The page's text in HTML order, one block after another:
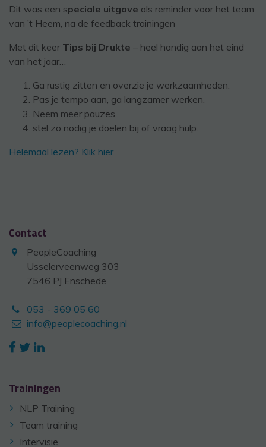
Dit was een speciale uitgave als reminder voor het team
van ’t Heem, na de feedback trainingen
Met dit keer Tips bij Drukte – heel handig aan het eind
van het jaar…
Ga rustig zitten en overzie je werkzaamheden.
Pas je tempo aan, ga langzamer werken.
Neem meer pauzes.
stel zo nodig je doelen bij of vraag hulp.
Helemaal lezen? Klik hier
Contact
PeopleCoaching
Usselerveenweg 303
7546 PJ Enschede
053 - 369 05 60
info@peoplecoaching.nl
Trainingen
NLP Training
Team training
Intervisie